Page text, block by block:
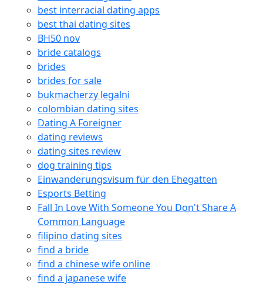
best interracial dating apps
best thai dating sites
BH50 nov
bride catalogs
brides
brides for sale
bukmacherzy legalni
colombian dating sites
Dating A Foreigner
dating reviews
dating sites review
dog training tips
Einwanderungsvisum für den Ehegatten
Esports Betting
Fall In Love With Someone You Don't Share A
Common Language
filipino dating sites
find a bride
find a chinese wife online
find a japanese wife